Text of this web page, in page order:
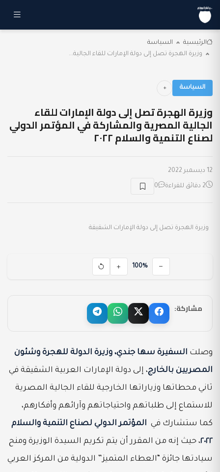
الرئيسية
السياسة
وزيرة الهجرة تصل إلى دولة الإمارات للقاء الجالية...
السياسة
وزيرة الهجرة تصل إلى دولة الإمارات للقاء
الجالية المصرية والمشاركة في المؤتمر الدولي
لصناع التنمية والسلام ٢٠٢٢
12 ديسمبر 2022
2 دقائق للقراءة 0
وزيرة الهجرة تصل إلى دولة الإمارات الشقيقة
100%
مشاركة:
وصلت السفيرة سها جندي، وزيرة الدولة للهجرة وشئون
المصريين بالخارج، إلى دولة الإمارات العربية الشقيقة في
ثاني محطاتها وزياراتها الخارجية للقاء الجالية المصرية
للاستماع إلى طلباتهم واحتياجاتهم وآرائهم وأفكارهم،
كما ستشارك في المؤتمر الدولي لصناع التنمية والسلام
٢٠٢٢، حيث إنه من المقرر أن يتم تكريم السيدة الوزيرة ومنح
سيادتها جائزة “العطاء المتميز” الدولية من المركز العربي